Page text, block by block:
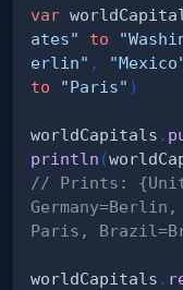
var
ates"
to
erlin" ,
to
"Paris" )
worldCapitals .
println (
// Prints:
Paris,
worldCapitals .